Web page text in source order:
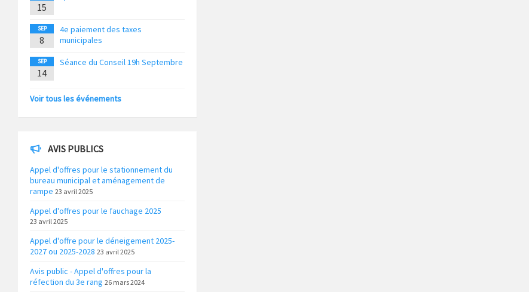
15
SEP
8
4e paiement des taxes
municipales
SEP
14
Séance du Conseil 19h Septembre
Voir tous les événements
AVIS PUBLICS
Appel d'offres pour le stationnement du
bureau municipal et aménagement de
rampe 23 avril 2025
Appel d'offres pour le fauchage 2025
23 avril 2025
Appel d'offre pour le déneigement 2025-
2027 ou 2025-2028 23 avril 2025
Avis public - Appel d'offres pour la
réfection du 3e rang 26 mars 2024